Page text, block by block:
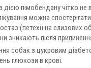
дією пімобендану чітко
можна
(петехії на слизових
зникають після
собак з цукровим
глюкози в крові.